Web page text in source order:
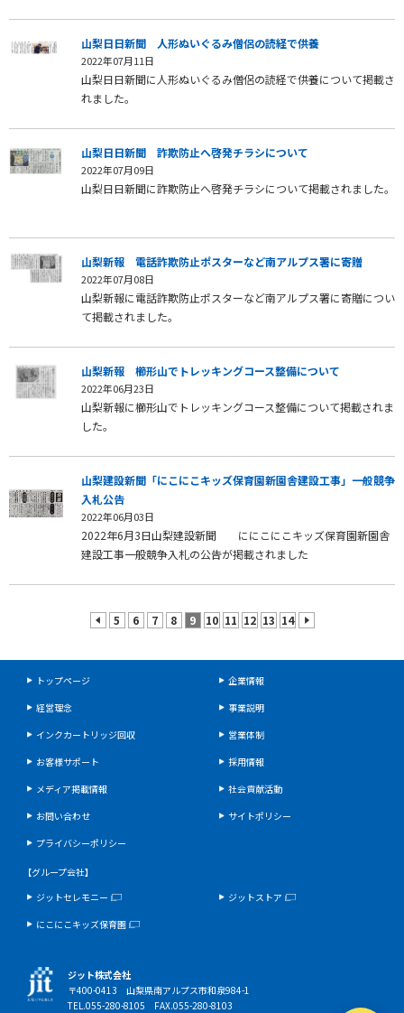
山梨日日新聞 人形ぬいぐるみ僧侶の読経で供養
2022年07月11日
山梨日日新聞に人形ぬいぐるみ僧侶の読経で供養について掲載さ
れました。
山梨日日新聞 詐欺防止へ啓発チラシについて
2022年07月09日
山梨日日新聞に詐欺防止へ啓発チラシについて掲載されました。
山梨新報 電話詐欺防止ポスターなど南アルプス署に寄贈
2022年07月08日
山梨新報に電話詐欺防止ポスターなど南アルプス署に寄贈につい
て掲載されました。
山梨新報 櫛形山でトレッキングコース整備について
2022年06月23日
山梨新報に櫛形山でトレッキングコース整備について掲載されま
した。
山梨建設新聞「にこにこキッズ保育園新園舎建設工事」一般競争
入札公告
2022年06月03日
2022年6月3日山梨建設新聞 ににこにこキッズ保育園新園舎
建設工事一般競争入札の公告が掲載されました
5 6 7 8 9 10 11 12 13 14
トップページ
企業情報
経営理念
事業説明
インクカートリッジ回収
営業体制
お客様サポート
採用情報
メディア掲載情報
社会貢献活動
お問い合わせ
サイトポリシー
プライバシーポリシー
【グループ会社】
ジットセレモニー
ジットストア
にこにこキッズ保育園
ジット株式会社
〒400-0413 山梨県南アルプス市和泉984-1
TEL.055-280-8105 FAX.055-280-8103